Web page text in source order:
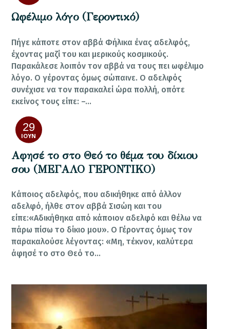
Ωφέλιμο λόγο (Γεροντικό)
Πήγε κάποτε στον αββά Φήλικα ένας αδελφός,
έχοντας μαζί του και μερικούς κοσμικούς.
Παρακάλεσε λοιπόν τον αββά να τους πει ωφέλιμο
λόγο. Ο γέροντας όμως σώπαινε. Ο αδελφός
συνέχισε να τον παρακαλεί ώρα πολλή, οπότε
εκείνος τους είπε: –…
29
ΙΟΎΝ
Αφησέ το στο Θεό το θέμα του δίκιου
σου (ΜΕΓΑΛΟ ΓΕΡΟΝΤΙΚΟ)
Κάποιος αδελφός, που αδικήθηκε από άλλον
αδελφό, ήλθε στον αββά Σισώη και του
είπε:«Αδικήθηκα από κάποιον αδελφό και θέλω να
πάρω πίσω το δίκιο μου». Ο Γέροντας όμως τον
παρακαλούσε λέγοντας: «Μη, τέκνον, καλύτερα
άφησέ το στο Θεό το…